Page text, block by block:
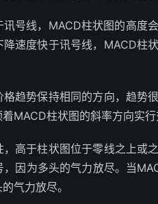
号线，MACD柱状图的高度
速度快于讯号线，MACD柱
趋势保持相同的方向，趋势
MACD柱状图的斜率方向实
高于柱状图位于零线之上或
因为多头的气力放尽。当
气力放尽。